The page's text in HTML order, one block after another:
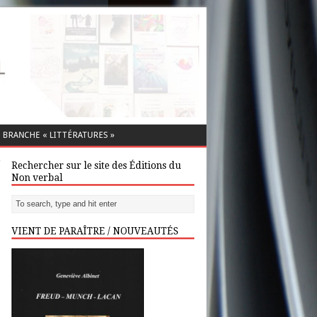
BRANCHE « LITTÉRATURES »
Rechercher sur le site des Éditions du
Non verbal
VIENT DE PARAÎTRE / NOUVEAUTÉS